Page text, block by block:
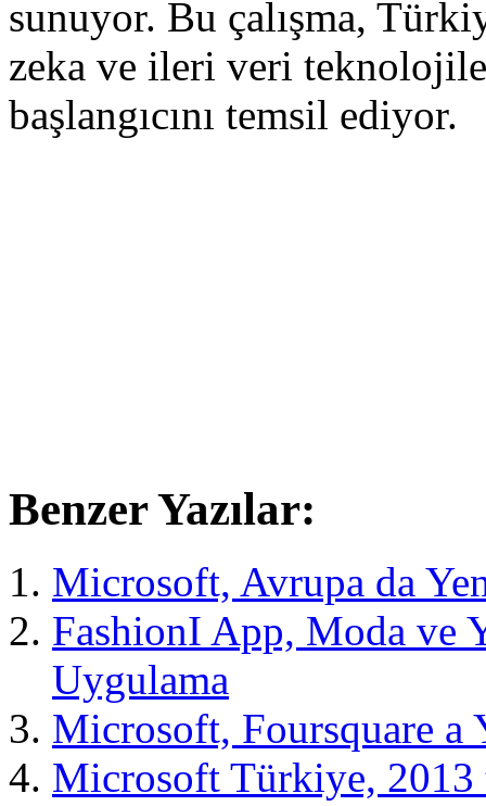
sunuyor. Bu çalışma,
zeka ve ileri veri
başlangıcını temsil ediyor.
Benzer Yazılar:
Microsoft, Avrupa da
FashionI App, Moda ve
Uygulama
Microsoft, Foursquare a
Microsoft Türkiye, 2013